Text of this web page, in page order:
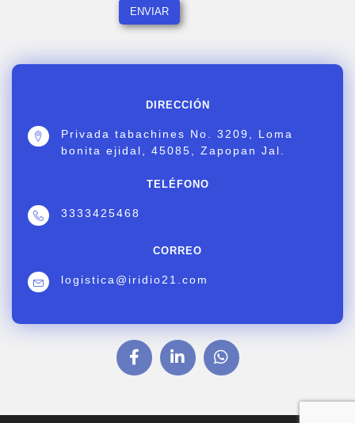
DIRECCIÓN
Privada tabachines No. 3209, Loma
bonita ejidal, 45085, Zapopan Jal.
TELÉFONO
3333425468
CORREO
logistica@iridio21.com